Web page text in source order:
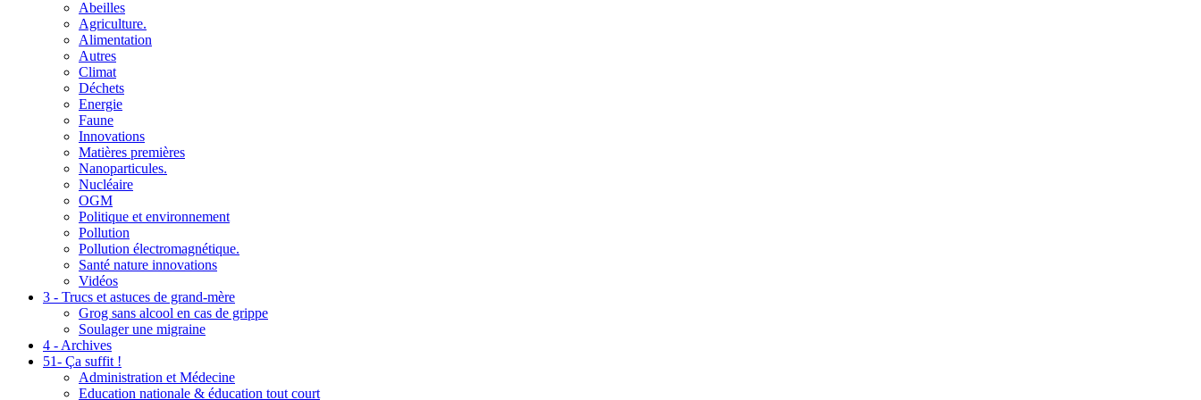
Abeilles
Agriculture.
Alimentation
Autres
Climat
Déchets
Energie
Faune
Innovations
Matières premières
Nanoparticules.
Nucléaire
OGM
Politique et environnement
Pollution
Pollution électromagnétique.
Santé nature innovations
Vidéos
3 - Trucs et astuces de grand-mère
Grog sans alcool en cas de grippe
Soulager une migraine
4 - Archives
51- Ça suffit !
Administration et Médecine
Education nationale & éducation tout court